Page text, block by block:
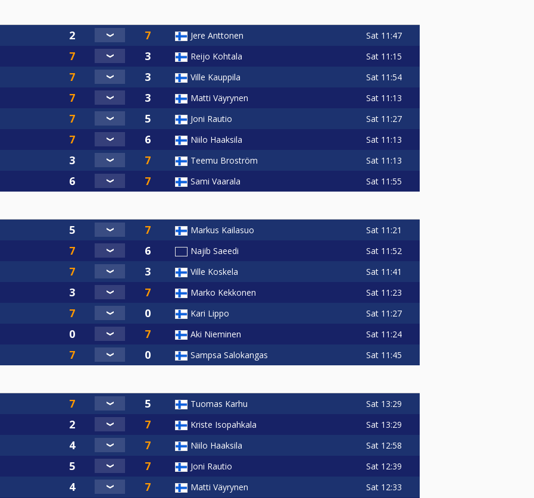
Jere Anttonen Sat 11:47
Reijo Kohtala Sat 11:15
Ville Kauppila Sat 11:54
Matti Väyrynen Sat 11:13
Joni Rautio Sat 11:27
Niilo Haaksila Sat 11:13
Teemu Broström Sat 11:13
Sami Vaarala Sat 11:55
Markus Kailasuo Sat 11:21
Najib Saeedi Sat 11:52
Ville Koskela Sat 11:41
Marko Kekkonen Sat 11:23
Kari Lippo Sat 11:27
Aki Nieminen Sat 11:24
Sampsa Salokangas Sat 11:45
Tuomas Karhu Sat 13:29
Kriste Isopahkala Sat 13:29
Niilo Haaksila Sat 12:58
Joni Rautio Sat 12:39
Matti Väyrynen Sat 12:33